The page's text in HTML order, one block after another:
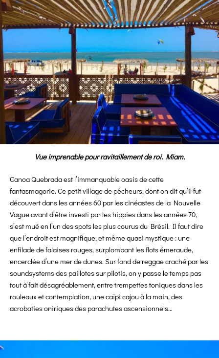
Vue imprenable pour ravitaillement de roi. Miam.
Canoa Quebrada est l’immanquable oasis de cette
fantasmagorie. Ce petit village de pêcheurs, dont on dit qu’il fut
découvert dans les années 60 par les cinéastes de la Nouvelle
Vague avant d’être investi par les hippies dans les années 70,
s’est mué en l’un des spots les plus courus du Brésil. Il faut dire
que l’endroit est magnifique, et même quasi mystique : une
enfilade de falaises rouges, surplombant les flots émeraude,
encerclée d’une mer de dunes. Sur fond de reggae craché par les
soundsystems des paillotes sur pilotis, on y passe le temps pas
tout à fait désagréablement, entre trempettes toniques dans les
rouleaux et contemplation, une caïpi cajou à la main, des
acrobaties oniriques des parachutes ascensionnels…